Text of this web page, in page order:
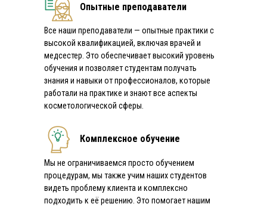
Опытные преподаватели
Комплексное обучение
Все наши преподаватели — опытные практики с
высокой квалификацией, включая врачей и
медсестер. Это обеспечивает высокий уровень
обучения и позволяет студентам получать
знания и навыки от профессионалов, которые
работали на практике и знают все аспекты
косметологической сферы.
Мы не ограничиваемся просто обучением
процедурам, мы также учим наших студентов
видеть проблему клиента и комплексно
подходить к её решению. Это помогает нашим